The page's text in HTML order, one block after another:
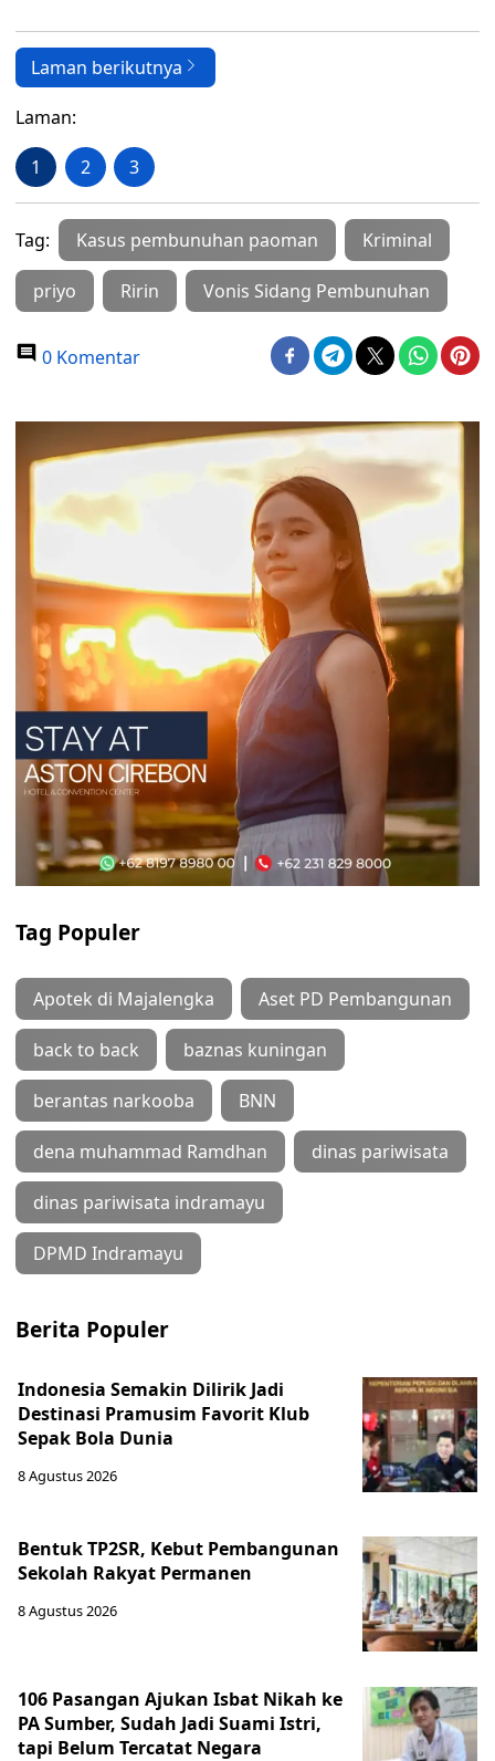
Laman berikutnya
Laman:
1 2 3
Tag: Kasus pembunuhan paoman Kriminal
priyo Ririn Vonis Sidang Pembunuhan
0 Komentar
Tag Populer
Apotek di Majalengka Aset PD Pembangunan
back to back baznas kuningan
berantas narkooba BNN
dena muhammad Ramdhan dinas pariwisata
dinas pariwisata indramayu
DPMD Indramayu
Berita Populer
Indonesia Semakin Dilirik Jadi
Destinasi Pramusim Favorit Klub
Sepak Bola Dunia
8 Agustus 2026
Bentuk TP2SR, Kebut Pembangunan
Sekolah Rakyat Permanen
8 Agustus 2026
106 Pasangan Ajukan Isbat Nikah ke
PA Sumber, Sudah Jadi Suami Istri,
tapi Belum Tercatat Negara